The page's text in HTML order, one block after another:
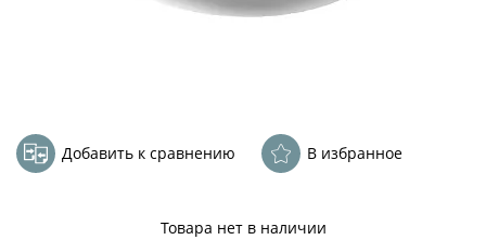
Добавить к сравнению В избранное
Товара нет в наличии